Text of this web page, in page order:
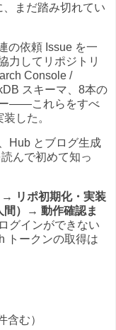
まだ踏み切れてい
の依頼 Issue を一
力してリポジトリ
Console /
スキーマ、8本の
ー——これらをすべ
した。
Hub とブログ生成
んで初めて知っ
リポ初期化・実装
間）→ 動作確認ま
グインができない
トークンの取得は
含む）